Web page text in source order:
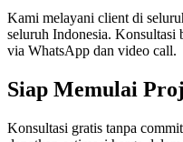
Kami melayani client di
seluruh Indonesia. Konsultasi
via WhatsApp dan video call.
Siap Memulai
Konsultasi gratis tanpa